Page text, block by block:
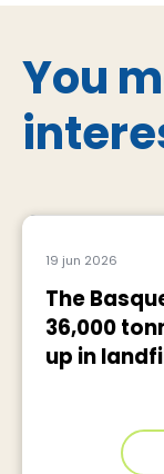
You
19 jun 2026
The
36,000
up in